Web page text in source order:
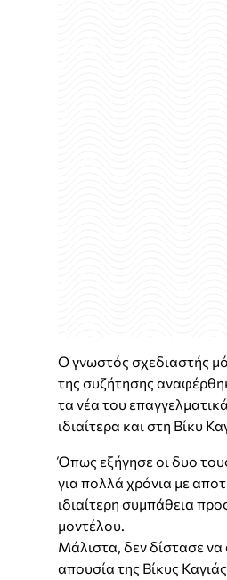
Ο γνωστός σχεδιαστής
της συζήτησης
τα νέα του
ιδιαίτερα και στη Βίκυ
Όπως εξήγησε οι δυο
για πολλά χρόνια με
ιδιαίτερη συμπάθεια
μοντέλου.
Μάλιστα, δεν δίστασε να
απουσία της Βίκυς